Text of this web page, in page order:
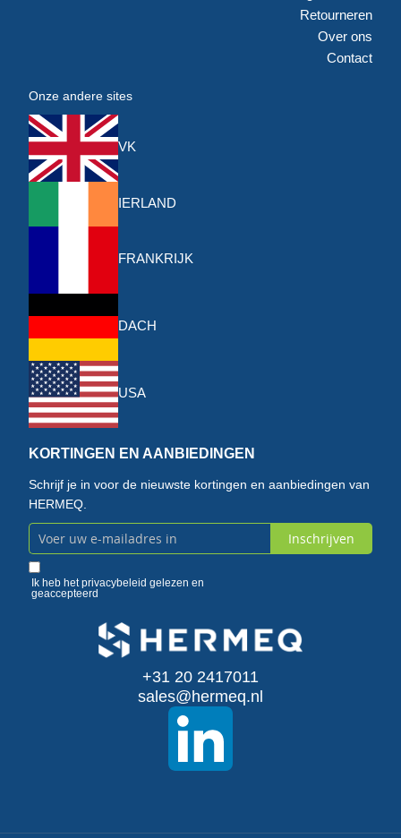
Retourneren
Over ons
Contact
Onze andere sites
VK
IERLAND
FRANKRIJK
DACH
USA
KORTINGEN EN AANBIEDINGEN
Schrijf je in voor de nieuwste kortingen en aanbiedingen van
HERMEQ.
Abonneer
u
Inschrijven
Ik heb hetprivacybeleid gelezen en
geaccepteerd
+31 20 2417011
sales@hermeq.nl